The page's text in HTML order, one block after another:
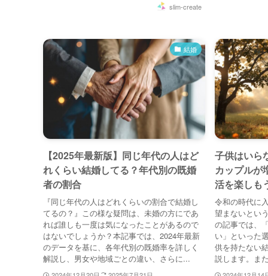
slim-create
結婚
【2025年最新版】同じ年代の人はど
れくらい結婚してる？年代別の既婚
者の割合
『同じ年代の人はどれくらいの割合で結婚し
てるの？』この様な疑問は、未婚の方にであ
れば誰しも一度は気になったことがあるので
はないでしょうか？本記事では、2024年最新
のデータを基に、各年代別の既婚率を詳しく
解説し、男女や地域ごとの違い、さらに...
子供はいら
カップルが
活を楽しも
令和の時代に
望まないとい
の記事では、
い」といった
供を持たない
説します。ま